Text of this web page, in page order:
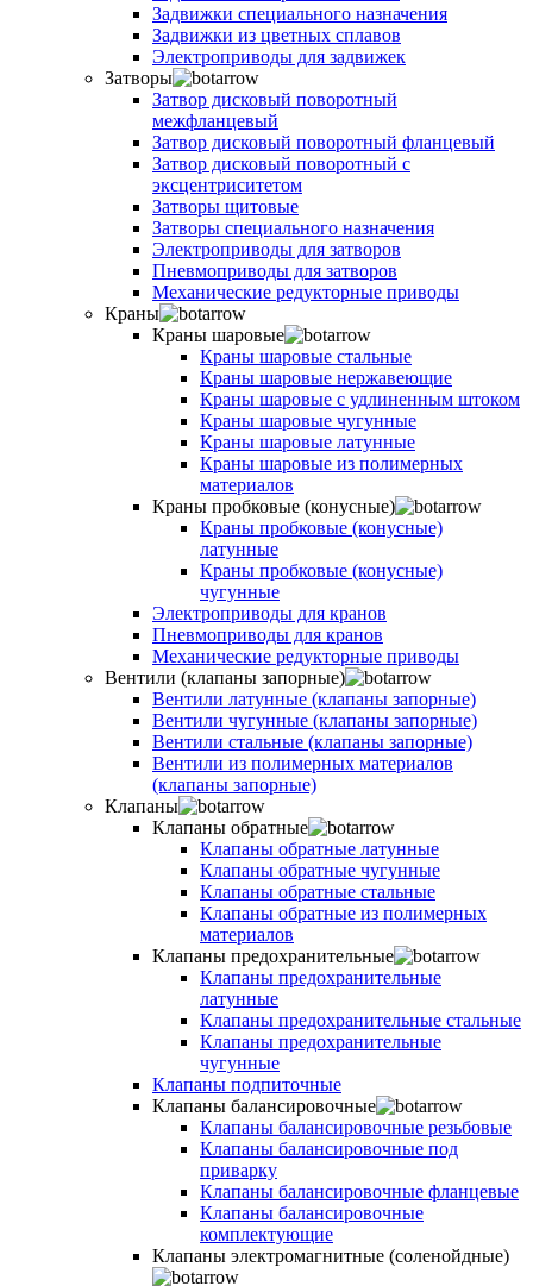
Задвижки специального назначения
Задвижки из цветных сплавов
Электроприводы для задвижек
Затворы
Затвор дисковый поворотный
межфланцевый
Затвор дисковый поворотный фланцевый
Затвор дисковый поворотный с
эксцентриситетом
Затворы щитовые
Затворы специального назначения
Электроприводы для затворов
Пневмоприводы для затворов
Механические редукторные приводы
Краны
Краны шаровые
Краны шаровые стальные
Краны шаровые нержавеющие
Краны шаровые с удлиненным штоком
Краны шаровые чугунные
Краны шаровые латунные
Краны шаровые из полимерных
материалов
Краны пробковые (конусные)
Краны пробковые (конусные)
латунные
Краны пробковые (конусные)
чугунные
Электроприводы для кранов
Пневмоприводы для кранов
Механические редукторные приводы
Вентили (клапаны запорные)
Вентили латунные (клапаны запорные)
Вентили чугунные (клапаны запорные)
Вентили стальные (клапаны запорные)
Вентили из полимерных материалов
(клапаны запорные)
Клапаны
Клапаны обратные
Клапаны обратные латунные
Клапаны обратные чугунные
Клапаны обратные стальные
Клапаны обратные из полимерных
материалов
Клапаны предохранительные
Клапаны предохранительные
латунные
Клапаны предохранительные стальные
Клапаны предохранительные
чугунные
Клапаны подпиточные
Клапаны балансировочные
Клапаны балансировочные резьбовые
Клапаны балансировочные под
приварку
Клапаны балансировочные фланцевые
Клапаны балансировочные
комплектующие
Клапаны электромагнитные (соленойдные)